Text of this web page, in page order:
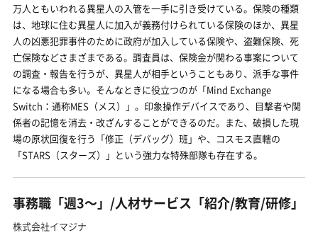
万人ともいわれる異星人の入管を一手に引き受けている。保険の種類
は、地球に住む異星人に加入が義務付けられている保険のほか、異星
人の凶悪犯罪事件のために政府が加入している保険や、盗難保険、死
亡保険などさまざまである。調査員は、保険金が関わる事案について
の調査・報告を行うが、異星人が相手ということもあり、派手な事件
になる場合も多い。そんなときに役立つのが「Mind Exchange
Switch：通称MES（メス）」。印象操作デバイスであり、目撃者や関
係者の記憶を消去・改ざんすることができるのだ。また、破損した現
場の原状回復を行う「修正（デバッグ）班」や、コスモス直轄の
「STARS（スターズ）」という強力な特殊部隊も存在する。
事務職「週3〜」/人材サービス「紹介/教育/研修」
株式会社イマジナ